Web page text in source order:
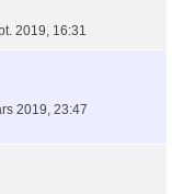
2019, 16:31
2019, 23:47